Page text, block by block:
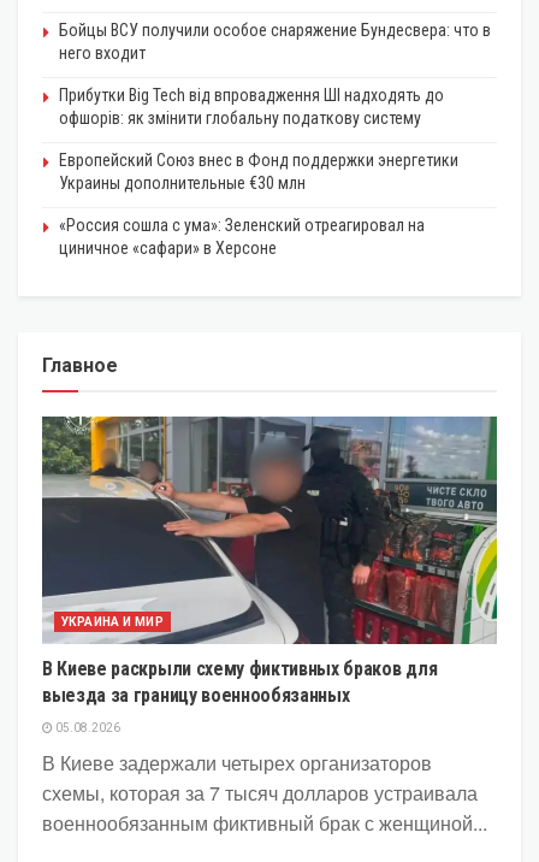
Бойцы ВСУ получили особое снаряжение Бундесвера: что в
него входит
Прибутки Big Tech від впровадження ШІ надходять до
офшорів: як змінити глобальну податкову систему
Европейский Союз внес в Фонд поддержки энергетики
Украины дополнительные €30 млн
«Россия сошла с ума»: Зеленский отреагировал на
циничное «сафари» в Херсоне
Главное
УКРАИНА И МИР
В Киеве раскрыли схему фиктивных браков для
выезда за границу военнообязанных
05.08.2026
В Киеве задержали четырех организаторов
схемы, которая за 7 тысяч долларов устраивала
военнообязанным фиктивный брак с женщиной...